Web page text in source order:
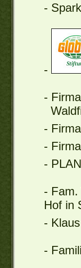
-
-
-
-
- Firma
-
- Fam.
Hof
-
-